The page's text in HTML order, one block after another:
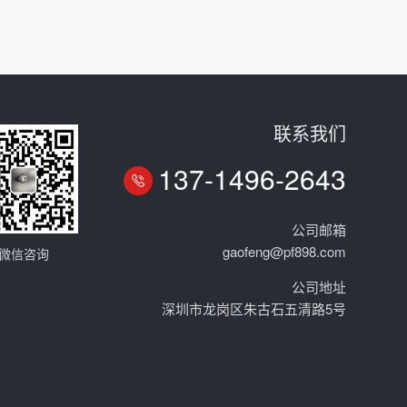
信咨询
联系我们
137-1496-2643
公司邮箱
gaofeng@pf898.com
公司地址
深圳市龙岗区朱古石五清路5号